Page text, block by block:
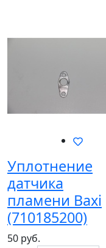
Уплотнение
датчика
пламени Baxi
(710185200)
50 руб.